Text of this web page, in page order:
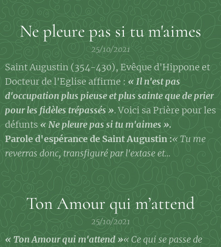
Ne pleure pas si tu m'aimes
25/10/2021
Saint Augustin (354-430), Evêque d'Hippone et
Docteur de l'Eglise affirme : « Il n'est pas
d'occupation plus pieuse et plus sainte que de prier
pour les fidèles trépassés ». Voici sa Prière pour les
défunts « Ne pleure pas si tu m'aimes ».
Parole d'espérance de Saint Augustin :« Tu me
reverras donc, transfiguré par l'extase et...
Ton Amour qui m’attend
25/10/2021
« Ton Amour qui m'attend »« Ce qui se passe de